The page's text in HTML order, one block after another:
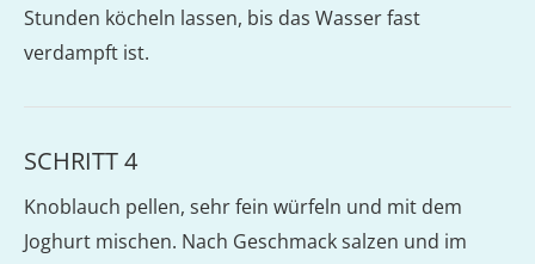
Stunden köcheln lassen, bis das Wasser fast
verdampft ist.
SCHRITT 4
Knoblauch pellen, sehr fein würfeln und mit dem
Joghurt mischen. Nach Geschmack salzen und im